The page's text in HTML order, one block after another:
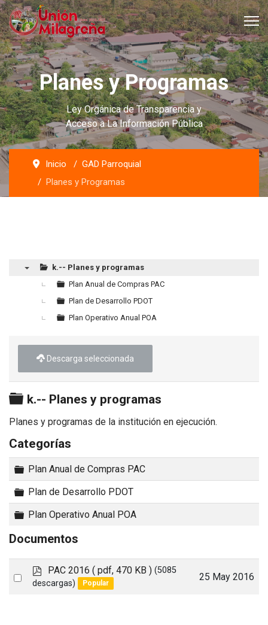
Planes y Programas
Ley Orgánica de Transparencia y
Acceso a La Información Pública
Inicio
GAD Parroquial
Planes y Programas
k.-- Planes y programas
Plan Anual de Compras PAC
Plan de Desarrollo PDOT
Plan Operativo Anual POA
Descarga seleccionada
Carpeta
k.-- Planes y programas
Planes y programas de la institución en ejecución.
Categorías
Carpeta
Plan Anual de Compras PAC
Carpeta
Plan de Desarrollo PDOT
Carpeta
Plan Operativo Anual POA
Documentos
Select
p
d
PAC 2016 ( pdf, 470 KB ) (5085
descargas)
Popular
25 May 2016